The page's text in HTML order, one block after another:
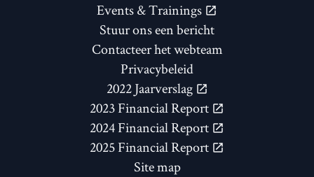
Events & Trainings
Stuur ons een bericht
Contacteer het webteam
Privacybeleid
2022 Jaarverslag
2023 Financial Report
2024 Financial Report
2025 Financial Report
Site map